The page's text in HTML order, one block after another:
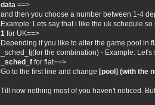
data ==>
and then you choose a number between 1-4
Example: Lets say that i like the uk schedule so
1 for UK==>
Depending if you like to alter the game pool in
_sched_fj(for the combination) - Example:
_sched_f for flat==>
Go to the first line and change [pool] (with the
Till now nothing most of you haven't noticed.